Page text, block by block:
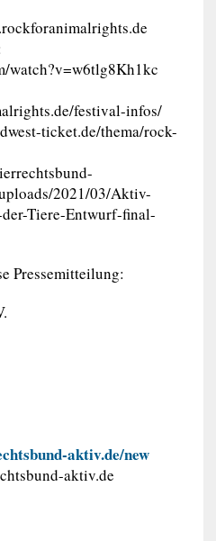
watch?v=w6tlg8Kh1kc
festival-infos/
ticket.de/thema/rock-
2021/03/Aktiv-
Tiere-Entwurf-final-
Pressemitteilung:
aktiv.de/new
aktiv.de